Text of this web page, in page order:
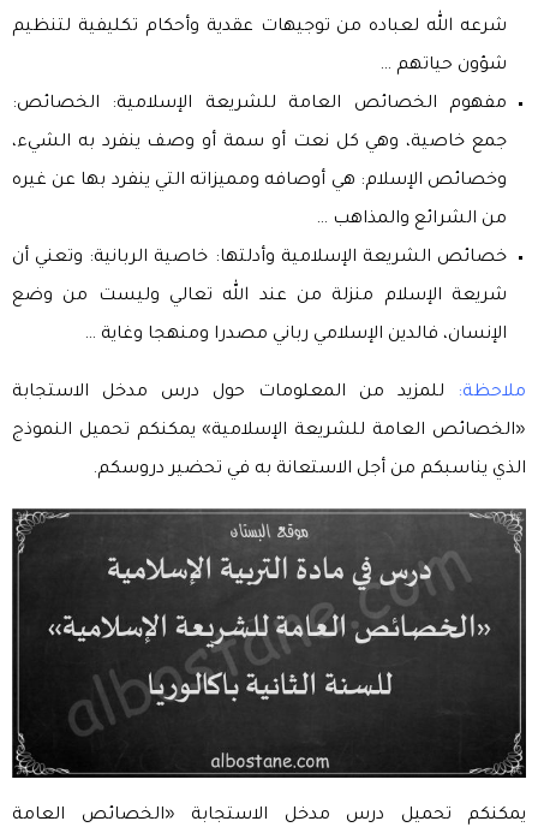
شرعه الله لعباده من توجيهات عقدية وأحكام تكليفية لتنظيم
شؤون حياتهم …
مفهوم الخصائص العامة للشريعة الإسلامية: الخصائص:
جمع خاصية، وهي كل نعت أو سمة أو وصف ينفرد به الشيء،
وخصائص الإسلام: هي أوصافه ومميزاته التي ينفرد بها عن غيره
من الشرائع والمذاهب …
خصائص الشريعة الإسلامية وأدلتها: خاصية الربانية: وتعني أن
شريعة الإسلام منزلة من عند الله تعالي وليست من وضع
الإنسان، فالدين الإسلامي رباني مصدرا ومنهجا وغاية …
ملاحظة:
للمزيد من المعلومات حول درس مدخل الاستجابة
«الخصائص العامة للشريعة الإسلامية» يمكنكم تحميل النموذج
الذي يناسبكم من أجل الاستعانة به في تحضير دروسكم.
يمكنكم تحميل درس مدخل الاستجابة «الخصائص العامة